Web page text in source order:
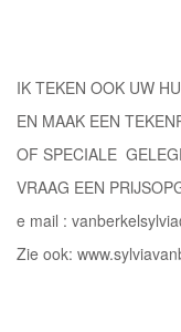
IK TEKEN OOK UW
EN MAAK EEN
OF SPECIALE
VRAAG EEN
e mail :
Zie ook: